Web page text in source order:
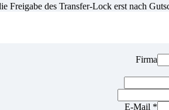
Freigabe des Transfer-Lock erst nach
Firma
E-Mail *